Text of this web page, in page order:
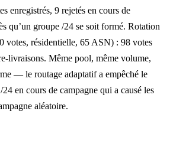
enregistrés, 9 rejetés en cours de
qu’un groupe /24 se soit formé. Rotation
votes, résidentielle, 65 ASN) : 98 votes
livraisons. Même pool, même volume,
— le routage adaptatif a empêché le
en cours de campagne qui a causé les
aléatoire.